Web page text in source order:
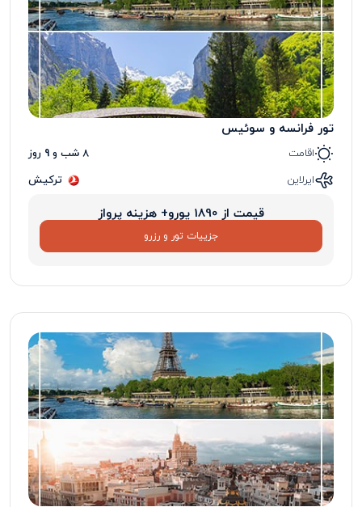
تور فرانسه و سوئیس
اقامت
8 شب و 9 روز
ایرلاین
ترکیش
قیمت از 1890 یورو+ هزینه پرواز
جزییات تور و رزرو